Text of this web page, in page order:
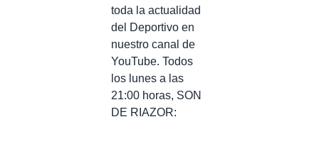
toda la actualidad
del Deportivo en
nuestro canal de
YouTube. Todos
los lunes a las
21:00 horas, SON
DE RIAZOR: